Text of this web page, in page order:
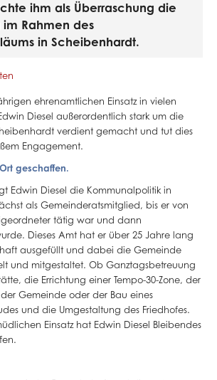
ihm als Überraschung die
Rahmen des
in Scheibenhardt.
ehrenamtlichen Einsatz in vielen
Diesel außerordentlich stark um die
verdient gemacht und tut dies
Engagement.
geschaffen.
Edwin Diesel die Kommunalpolitik in
als Gemeinderatsmitglied, bis er von
tätig war und dann
Dieses Amt hat er über 25 Jahre lang
ausgefüllt und dabei die Gemeinde
und mitgestaltet. Ob Ganztagsbetreuung
die Errichtung einer Tempo-30-Zone, der
Gemeinde oder der Bau eines
und die Umgestaltung des Friedhofes.
Einsatz hat Edwin Diesel Bleibendes